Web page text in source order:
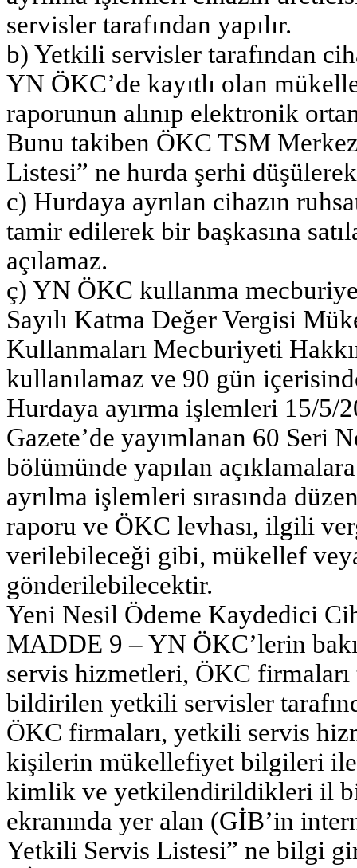
servisler tarafından yapılır.
b) Yetkili servisler tarafından
YN ÖKC’de kayıtlı olan
raporunun alınıp elektronik
Bunu takiben ÖKC TSM
Listesi” ne hurda şerhi
c) Hurdaya ayrılan cihazın
tamir edilerek bir başkasına
açılamaz.
ç) YN ÖKC kullanma
Sayılı Katma Değer Vergisi
Kullanmaları Mecburiyeti
kullanılamaz ve 90 gün
Hurdaya ayırma işlemleri 15/5/
Gazete’de yayımlanan 60 Seri
bölümünde yapılan
ayrılma işlemleri sırasında
raporu ve ÖKC levhası, ilgili
verilebileceği gibi, mükellef
gönderilebilecektir.
Yeni Nesil Ödeme Kaydedici
MADDE 9 – YN ÖKC’lerin
servis hizmetleri, ÖKC firmaları
bildirilen yetkili servisler
ÖKC firmaları, yetkili servis
kişilerin mükellefiyet bilgileri ile
kimlik ve yetkilendirildikleri il
ekranında yer alan (GİB’in
Yetkili Servis Listesi” ne bilgi